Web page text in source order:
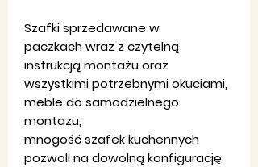
Szafki sprzedawane w
paczkach wraz z czytelną
instrukcją montażu oraz
wszystkimi potrzebnymi okuciami,
meble do samodzielnego
montażu,
mnogość szafek kuchennych
pozwoli na dowolną konfigurację